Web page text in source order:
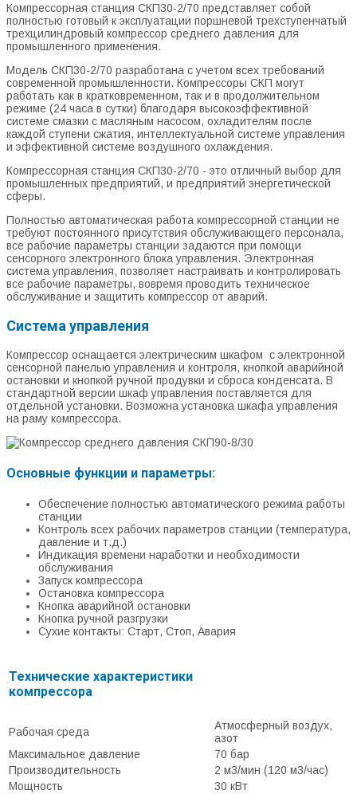
Компрессорная станция СКП30-2/70 представляет собой
полностью готовый к эксплуатации поршневой трехступенчатый
трехцилиндровый компрессор среднего давления для
промышленного применения.
Модель СКП30-2/70 разработана с учетом всех требований
современной промышленности. Компрессоры СКП могут
работать как в кратковременном, так и в продолжительном
режиме (24 часа в сутки) благодаря высокоэффективной
системе смазки с масляным насосом, охладителям после
каждой ступени сжатия, интеллектуальной системе управления
и эффективной системе воздушного охлаждения.
Компрессорная станция СКП30-2/70 - это отличный выбор для
промышленных предприятий, и предприятий энергетической
сферы.
Полностью автоматическая работа компрессорной станции не
требуют постоянного присутствия обслуживающего персонала,
все рабочие параметры станции задаются при помощи
сенсорного электронного блока управления. Электронная
система управления, позволяет настраивать и контролировать
все рабочие параметры, вовремя проводить техническое
обслуживание и защитить компрессор от аварий.
Система управления
Компрессор оснащается электрическим шкафом с электронной
сенсорной панелью управления и контроля, кнопкой аварийной
остановки и кнопкой ручной продувки и сброса конденсата. В
стандартной версии шкаф управления поставляется для
отдельной установки. Возможна установка шкафа управления
на раму компрессора.
Основные функции и параметры:
Обеспечение полностью автоматического режима работы
станции
Контроль всех рабочих параметров станции (температура,
давление и т.д.)
Индикация времени наработки и необходимости
обслуживания
Запуск компрессора
Остановка компрессора
Кнопка аварийной остановки
Кнопка ручной разгрузки
Сухие контакты: Старт, Стоп, Авария
Технические характеристики
компрессора
Рабочая среда
Атмосферный воздух,
азот
Максимальное давление
70 бар
Производительность
2 м3/мин (120 м3/час)
Мощность
30 кВт